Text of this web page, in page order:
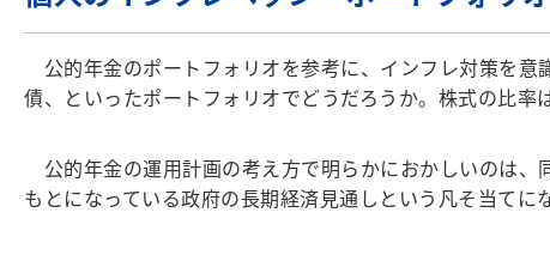
公的年金のポートフォリオを参考に、インフレ対策を
債、といったポートフォリオでどうだろうか。株式の比率
公的年金の運用計画の考え方で明らかにおかしいのは
もとになっている政府の長期経済見通しという凡そ当て